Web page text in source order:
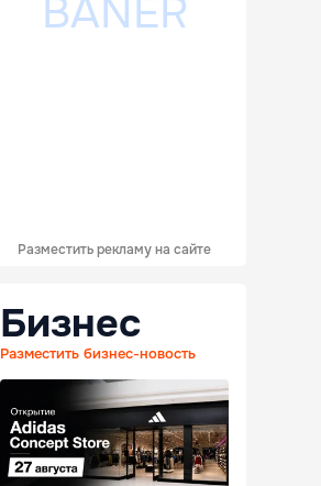
Разместить рекламу на сайте
Бизнес
Разместить бизнес-новость